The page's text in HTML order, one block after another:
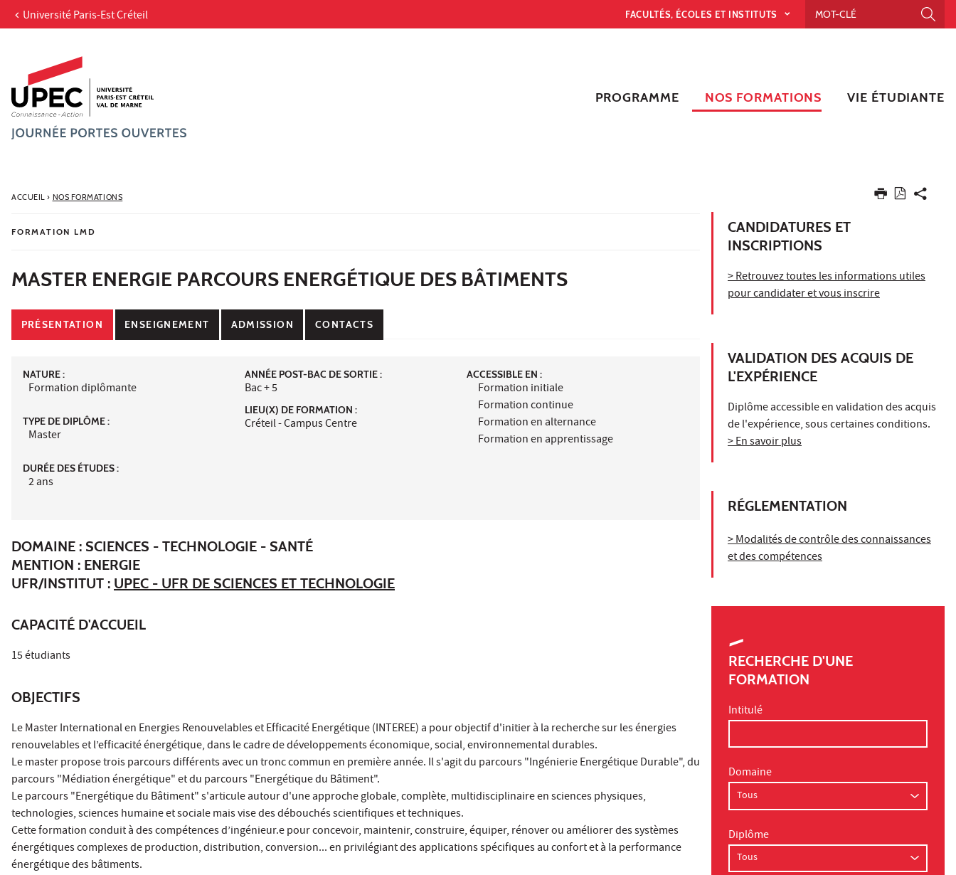
Aller au contenu
Recherche
Université Paris-Est Créteil FACULTÉS, ÉCOLES ET INSTITUTS
PROGRAMME NOS FORMATIONS VIE ÉTUDIANTE
ACCUEIL› NOS FORMATIONS
FORMATION LMD
MASTER ENERGIE PARCOURS ENERGÉTIQUE DES BÂTIMENTS
PRÉSENTATION ENSEIGNEMENT ADMISSION CONTACTS
NATURE :
Formation diplômante
TYPE DE DIPLÔME :
Master
DURÉE DES ÉTUDES :
2 ans
ANNÉE POST-BAC DE SORTIE :
Bac + 5
LIEU(X) DE FORMATION :
Créteil - Campus Centre
ACCESSIBLE EN :
Formation initiale
Formation continue
Formation en alternance
Formation en apprentissage
DOMAINE : SCIENCES - TECHNOLOGIE - SANTÉ
MENTION : ENERGIE
UFR/INSTITUT : UPEC - UFR DE SCIENCES ET TECHNOLOGIE
CAPACITÉ D'ACCUEIL
15 étudiants
OBJECTIFS
Le Master International en Energies Renouvelables et Efficacité Energétique (INTEREE) a pour objectif d'initier à la recherche sur les énergies
renouvelables et l’efficacité énergétique, dans le cadre de développements économique, social, environnemental durables.
Le master propose trois parcours différents avec un tronc commun en première année. Il s'agit du parcours "Ingénierie Energétique Durable", du
parcours "Médiation énergétique" et du parcours "Energétique du Bâtiment".
Le parcours "Energétique du Bâtiment" s'articule autour d'une approche globale, complète, multidisciplinaire en sciences physiques,
technologies, sciences humaine et sociale mais vise des débouchés scientifiques et techniques.
Cette formation conduit à des compétences d’ingénieur.e pour concevoir, maintenir, construire, équiper, rénover ou améliorer des systèmes
énergétiques complexes de production, distribution, conversion... en privilégiant des applications spécifiques au confort et à la performance
énergétique des bâtiments.
CANDIDATURES ET
INSCRIPTIONS
> Retrouvez toutes les informations utiles
pour candidater et vous inscrire
VALIDATION DES ACQUIS DE
L'EXPÉRIENCE
Diplôme accessible en validation des acquis
de l'expérience, sous certaines conditions.
> En savoir plus
RÉGLEMENTATION
> Modalités de contrôle des connaissances
et des compétences
RECHERCHE D'UNE
FORMATION
Intitulé
Domaine
Diplôme